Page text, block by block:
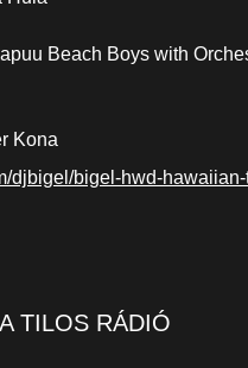
Beach Boys with
Kona
djbigel/bigel-hwd-
TILOS RÁDIÓ